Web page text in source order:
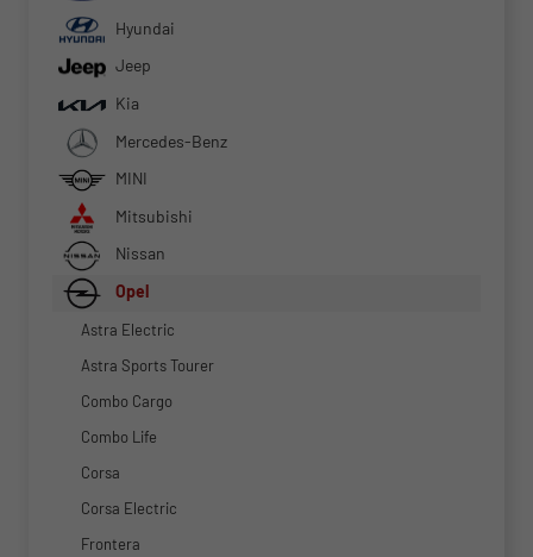
Hyundai
Jeep
Kia
Mercedes-Benz
MINI
Mitsubishi
Nissan
Opel
Astra Electric
Astra Sports Tourer
Combo Cargo
Combo Life
Corsa
Corsa Electric
Frontera